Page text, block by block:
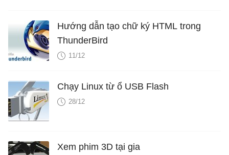
Hướng dẫn tạo chữ ký HTML trong
ThunderBird
11/12
Chạy Linux từ ổ USB Flash
28/12
Xem phim 3D tại gia